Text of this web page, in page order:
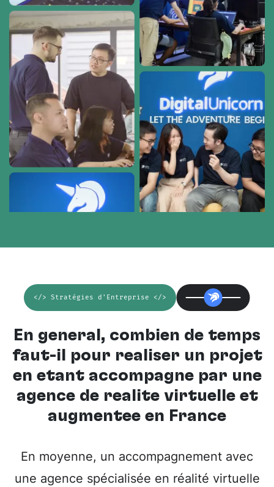
</> Stratégies d'Entreprise </>
En général, combien de temps
faut-il pour réaliser un projet
en étant accompagné par une
agence de réalité virtuelle et
augmentée en France
En moyenne, un accompagnement avec
une agence spécialisée en réalité virtuelle